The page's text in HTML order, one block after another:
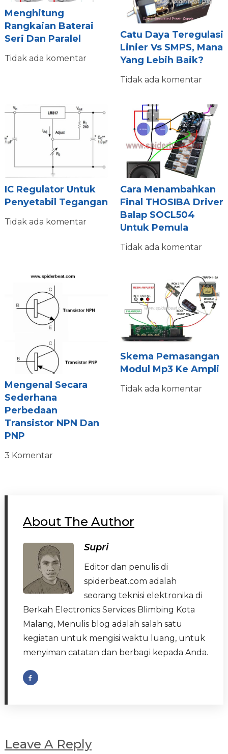
Menghitung
Rangkaian Baterai
Seri Dan Paralel
Tidak ada komentar
Catu Daya Teregulasi
Linier Vs SMPS, Mana
Yang Lebih Baik?
Tidak ada komentar
IC Regulator Untuk
Penyetabil Tegangan
Tidak ada komentar
Cara Menambahkan
Final THOSIBA Driver
Balap SOCL504
Untuk Pemula
Tidak ada komentar
Mengenal Secara
Sederhana
Perbedaan
Transistor NPN Dan
PNP
3 Komentar
Skema Pemasangan
Modul Mp3 Ke Ampli
Tidak ada komentar
About The Author
Supri
Editor dan penulis di
spiderbeat.com adalah
seorang teknisi elektronika di
Berkah Electronics Services Blimbing Kota
Malang, Menulis blog adalah salah satu
kegiatan untuk mengisi waktu luang, untuk
menyiman catatan dan berbagi kepada Anda.
Leave A Reply